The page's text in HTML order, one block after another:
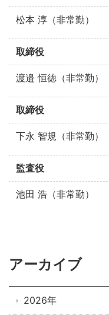
松本 淳（非常勤）
取締役
渡邉 恒徳（非常勤）
取締役
下永 智規（非常勤）
監査役
池田 浩（非常勤）
アーカイブ
2026年